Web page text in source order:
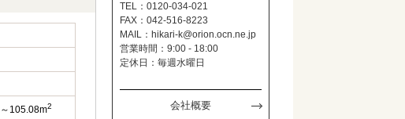
～105.08m2
TEL：0120-034-021
FAX：042-516-8223
MAIL： hikari-k@orion.ocn.ne.jp
営業時間：9:00 - 18:00
定休日：毎週水曜日
会社概要